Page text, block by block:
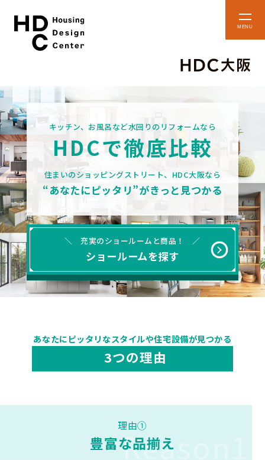
メ
を
本
文
プ
インフォーメーション
ショールームニュース
予約・確認
住まいのコラム
ショップ・
ショールーム
フロアマップ
アクセス・施設案内 貸しスペースのご案内
キッチン、お風呂など水回りのリフォームなら
HDCで徹底比較
住まいのショッピングストリート、HDC大阪なら
“あなたにピッタリ”がきっと見つかる
＼ 充実のショールームと商品！ ／
ショールームを探す
あなたにピッタリなスタイルや住宅設備が見つかる
3つの理由
Reason1
理由①
豊富な品揃え